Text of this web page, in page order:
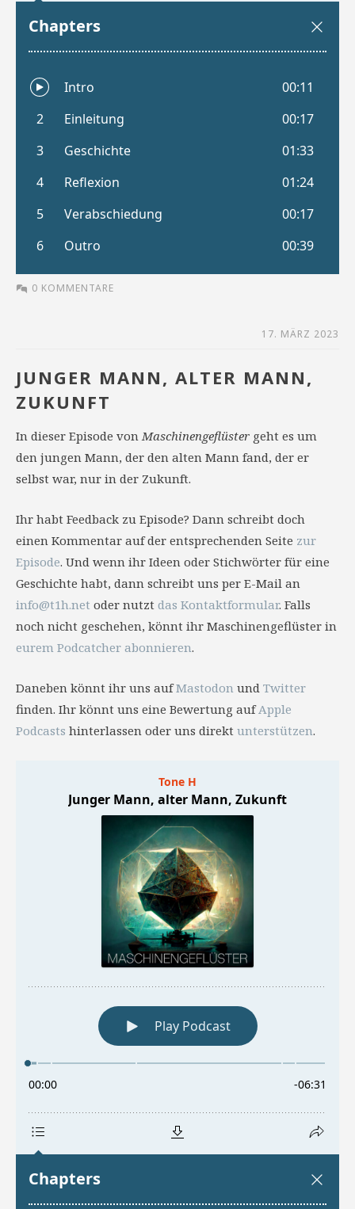
0 KOMMENTARE
17. MÄRZ 2023
JUNGER MANN, ALTER MANN,
ZUKUNFT
In dieser Episode vonMaschinengeflüster geht es um
den jungen Mann, der den alten Mann fand, der er
selbst war, nur in der Zukunft.
Ihr habt Feedback zu Episode? Dann schreibt doch
einen Kommentar auf der entsprechenden Seite zur
Episode. Und wenn ihr Ideen oder Stichwörter für eine
Geschichte habt, dann schreibt uns per E-Mail an
info@t1h.net oder nutzt das Kontaktformular. Falls
noch nicht geschehen, könnt ihr Maschinengeflüster in
eurem Podcatcher abonnieren.
Daneben könnt ihr uns aufMastodon und Twitter
finden. Ihr könnt uns eine Bewertung aufApple
Podcasts hinterlassen oder uns direkt unterstützen.